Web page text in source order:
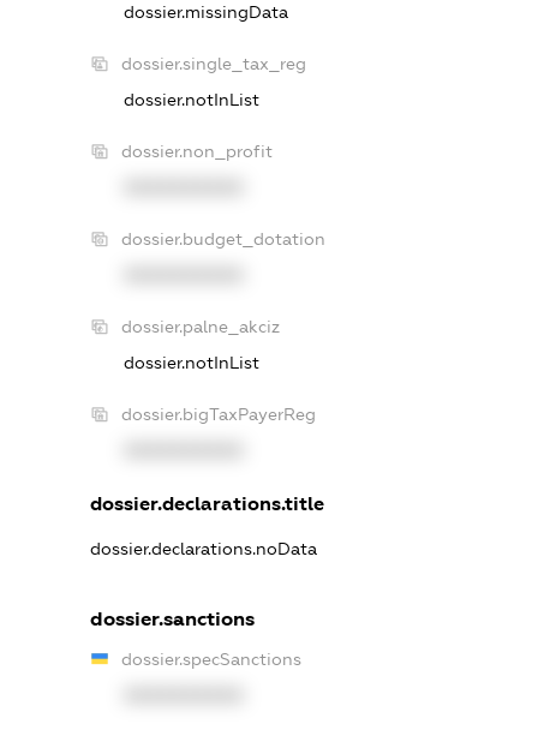
dossier.missingData
dossier.single_tax_reg
dossier.notInList
dossier.non_profit
dossier.budget_dotation
dossier.palne_akciz
dossier.notInList
dossier.bigTaxPayerReg
dossier.declarations.title
dossier.declarations.noData
dossier.sanctions
dossier.specSanctions